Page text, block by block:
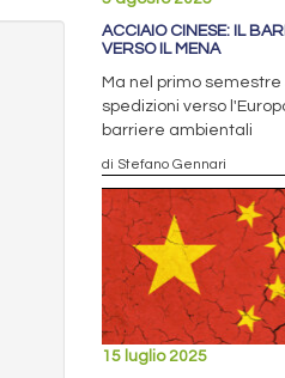
ACCIAIO CINESE: IL
VERSO IL MENA
Ma nel primo
spedizioni verso
barriere ambientali
di Stefano Gennari
15 luglio 2025